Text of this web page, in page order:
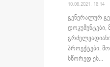
10.06.2021. 16:14
გენერალურ
პროექტები.
სწორედ ეს...